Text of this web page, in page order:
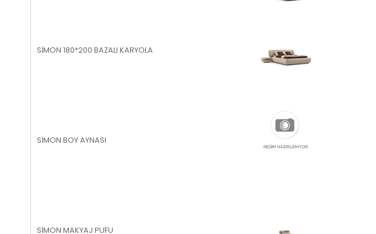
SİMON 180*200 BAZALI KARYOLA
SİMON BOY AYNASI
SİMON MAKYAJ PUFU